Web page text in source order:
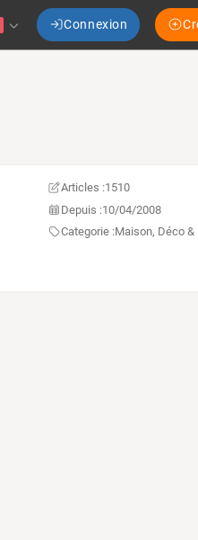
Connexion
Articles :1510
Depuis :10/04/2008
Categorie :Maison, Déco &